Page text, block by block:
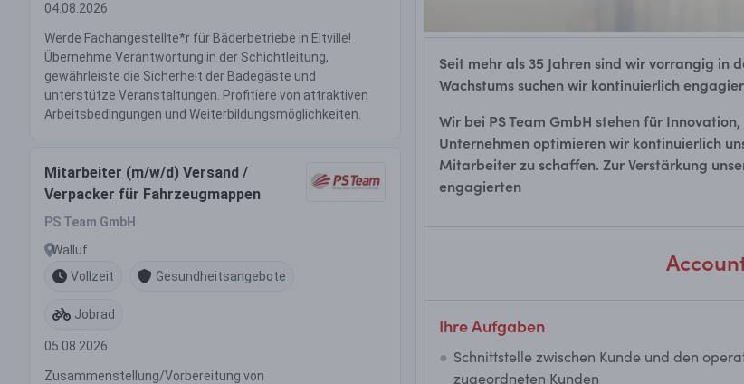
04.08.2026
Werde Fachangestellte*r für Bäderbetriebe in Eltville!
Übernehme Verantwortung in der Schichtleitung,
gewährleiste die Sicherheit der Badegäste und
unterstütze Veranstaltungen. Profitiere von attraktiven
Arbeitsbedingungen und Weiterbildungsmöglichkeiten.
Mitarbeiter (m/w/d) Versand /
Verpacker für Fahrzeugmappen
PS Team GmbH
Walluf
Vollzeit
Gesundheitsangebote
Jobrad
05.08.2026
Zusammenstellung/Vorbereitung von